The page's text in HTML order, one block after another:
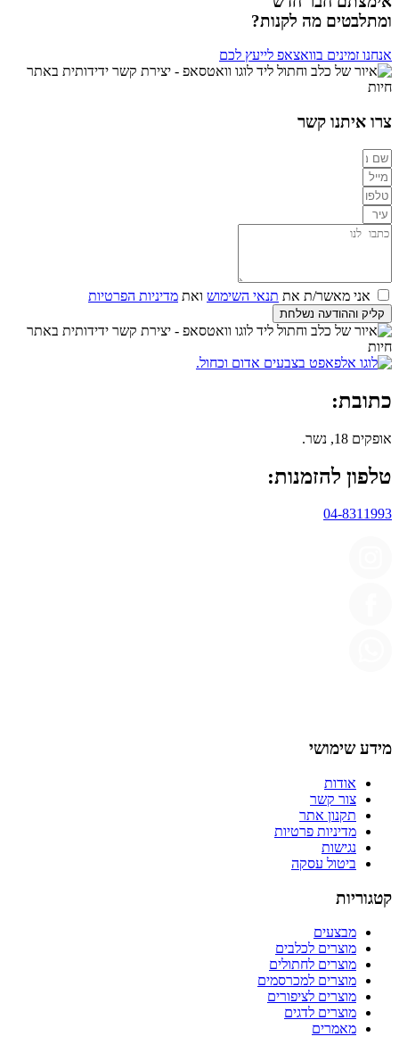
ומתלבטים מה לקנות?
אנחנו זמינים בוואצאפ לייעץ לכם
צרו איתנו קשר
אני מאשר/ת את תנאי השימוש ואת מדיניות הפרטיות
קליק וההודעה נשלחת
כתובת:
אופקים 18, נשר.
טלפון להזמנות:
04-8311993
מידע שימושי
אודות
צור קשר
תקנון אתר
מדיניות פרטיות
נגישות
ביטול עסקה
קטגוריות
מבצעים
מוצרים לכלבים
מוצרים לחתולים
מוצרים למכרסמים
מוצרים לציפורים
מוצרים לדגים
מאמרים